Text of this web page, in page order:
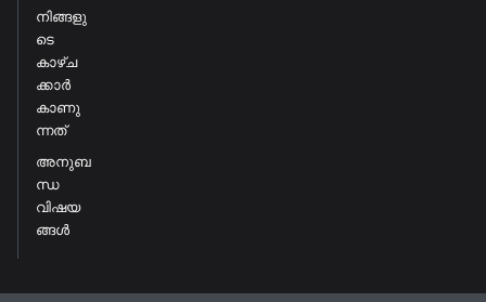
നിങ്ങളു
ടെ
കാഴ്ച
ക്കാർ
കാണു
ന്നത്
അനുബ
ന്ധ
വിഷയ
ങ്ങൾ